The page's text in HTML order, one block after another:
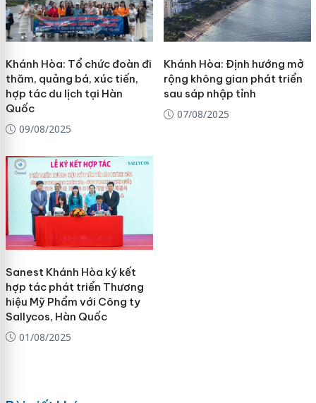
Khánh Hòa: Tổ chức đoàn đi
thăm, quảng bá, xúc tiến,
hợp tác du lịch tại Hàn
Quốc
09/08/2025
Khánh Hòa: Định hướng mở
rộng không gian phát triển
sau sáp nhập tỉnh
07/08/2025
Sanest Khánh Hòa ký kết
hợp tác phát triển Thương
hiệu Mỹ Phẩm với Công ty
Sallycos, Hàn Quốc
01/08/2025